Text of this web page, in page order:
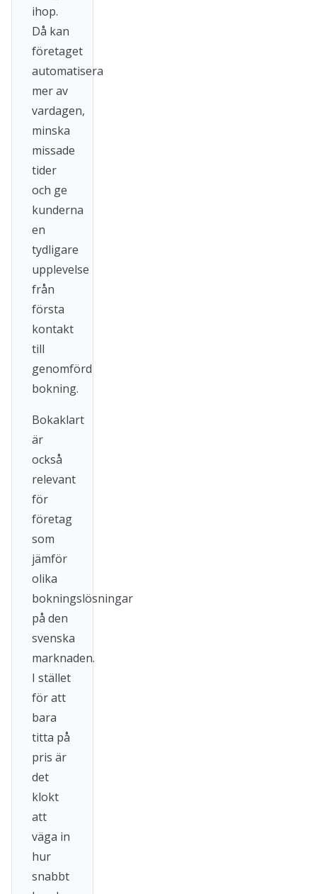
ihop.
Då kan
företaget
automatisera
mer av
vardagen,
minska
missade
tider
och ge
kunderna
en
tydligare
upplevelse
från
första
kontakt
till
genomförd
bokning.
Bokaklart
är
också
relevant
för
företag
som
jämför
olika
bokningslösningar
på den
svenska
marknaden.
I stället
för att
bara
titta på
pris är
det
klokt
att
väga in
hur
snabbt